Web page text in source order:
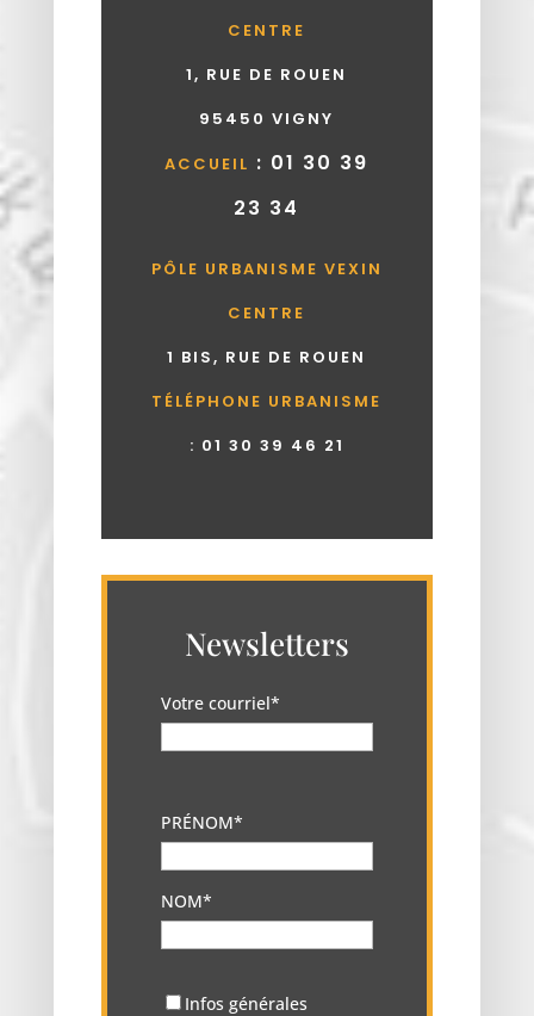
CENTRE
1, RUE DE ROUEN
95450 VIGNY
ACCUEIL : 01 30 39
23 34
PÔLE URBANISME VEXIN
CENTRE
1 BIS, RUE DE ROUEN
TÉLÉPHONE URBANISME
: 01 30 39 46 21
Newsletters
Votre courriel*
PRÉNOM*
NOM*
Infos générales